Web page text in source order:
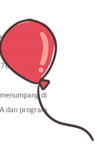
Beltung.
Selatan No:
m
, namun
di
dan program